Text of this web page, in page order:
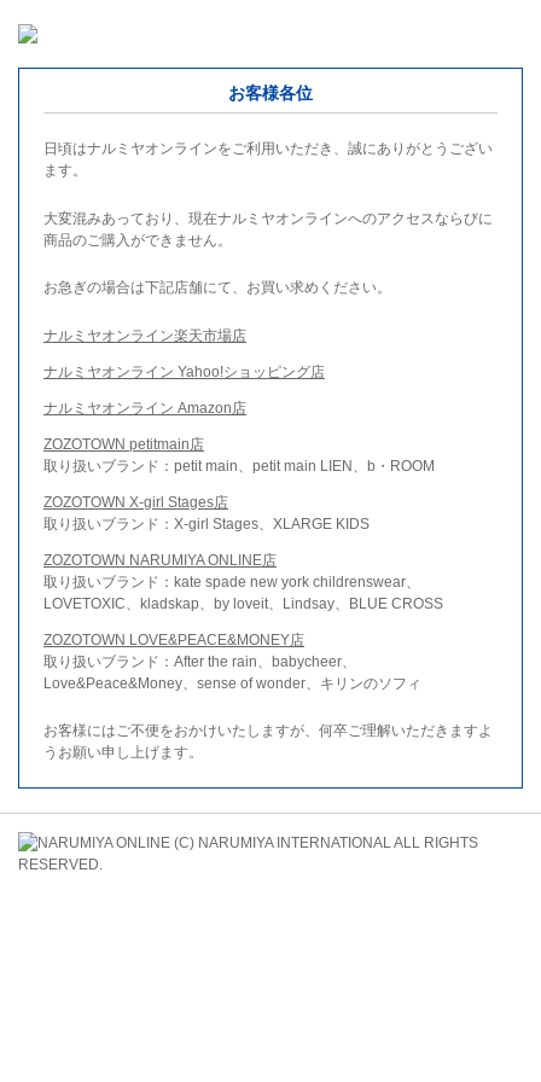
お客様各位
日頃はナルミヤオンラインをご利用いただき、誠にありがとうござい
ます。
大変混みあっており、現在ナルミヤオンラインへのアクセスならびに
商品のご購入ができません。
お急ぎの場合は下記店舗にて、お買い求めください。
ナルミヤオンライン楽天市場店
ナルミヤオンライン Yahoo!ショッピング店
ナルミヤオンライン Amazon店
ZOZOTOWN petitmain店
取り扱いブランド：petit main、petit main LIEN、b・ROOM
ZOZOTOWN X-girl Stages店
取り扱いブランド：X-girl Stages、XLARGE KIDS
ZOZOTOWN NARUMIYA ONLINE店
取り扱いブランド：kate spade new york childrenswear、
LOVETOXIC、kladskap、by loveit、Lindsay、BLUE CROSS
ZOZOTOWN LOVE&PEACE&MONEY店
取り扱いブランド：After the rain、babycheer、
Love&Peace&Money、sense of wonder、キリンのソフィ
お客様にはご不便をおかけいたしますが、何卒ご理解いただきますよ
うお願い申し上げます。